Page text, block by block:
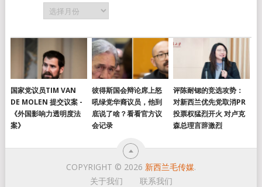
归
档
国家党议员TIM VAN
DE MOLEN 提交议案 -
《外国影响力透明度法
案》
彼得斯国会辩论席上怒
吼绿党华裔议员，他到
底说了啥？看看官方议
会记录
评陈耐锶的竞选攻势：
对新西兰优先党取消PR
投票权猛烈开火 对卢克
森总理言辞激烈
COPYRIGHT © 2026 新西兰毛传媒.
关于我们
联系我们